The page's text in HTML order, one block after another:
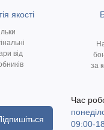
якості
від
за
Час
09:00-